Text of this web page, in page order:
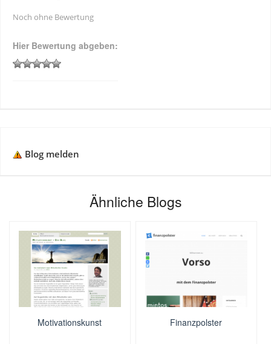
Noch ohne Bewertung
Hier Bewertung abgeben:
Blog melden
Ähnliche Blogs
Motivationskunst Finanzpolster